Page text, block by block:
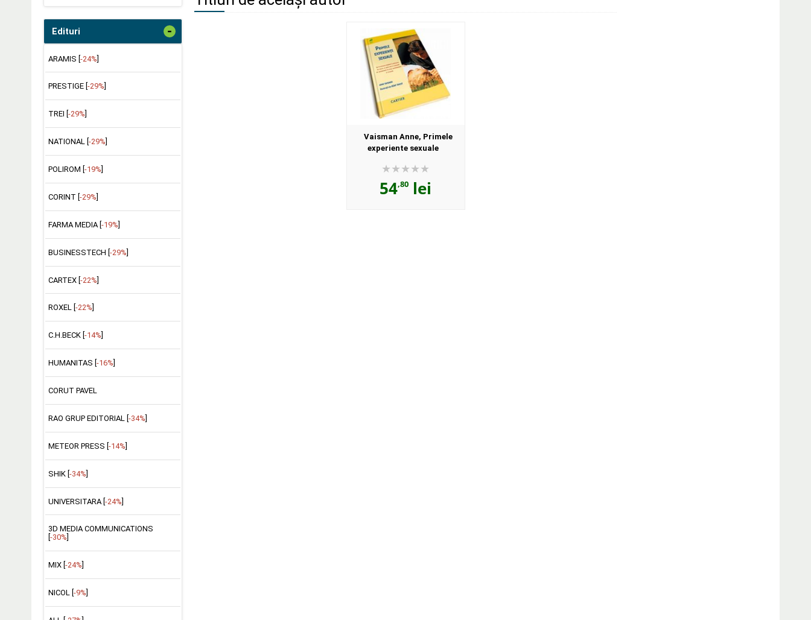
Edituri -
ARAMIS [-24%]
PRESTIGE [ -29%
TREI [ -29%
NATIONAL [ -29%
POLIROM [ -19%
CORINT [ -29%
FARMA MEDIA [ -19%
BUSINESSTECH [-29%]
CARTEX [-22%]
ROXEL [ -22%
C.H.BECK [ -14%
HUMANITAS [ -16%
CORUT PAVEL
RAO GRUP EDITORIAL [ -34%
METEOR PRESS [ -14%
SHIK [-34%]
UNIVERSITARA [-24%]
3D MEDIA COMMUNICATIONS
-30%
MIX [ -24%
NICOL [ -9%
Vaisman Anne, Primele
experiente sexuale
54,80 lei